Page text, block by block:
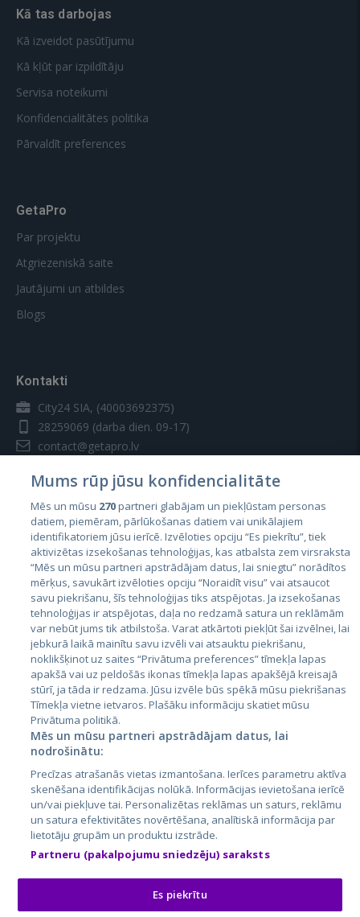
Kā tas darbojas
Kā izveidot pasūtījumu
Kā kļūt par izpildītāju
Servisa noteikumi
Konfidencialitātes politika
Pārvaldīt preferences
GetaPro
Par projektu
Atgriezeniskā saite
Jautājumi un atbildes
Blogs
Kontakti
City24 SIA, (40003692375)
28259069 (darba dien. 09-17)
contact@getapro.lv
Valstis
Igaunija
Latvija
Lietuva
City24.lv
City24.ee
GetaPro.lv
GetaPro.ee
Skelbiu.lt
Autoplius.lt
Aruodas.lt
CVbankas.lt
Kainos.lt
Paslaugos.lt
auto24.ee
Osta.ee
KuldneBörs.ee
Mums rūp jūsu konfidencialitāte
Mēs un mūsu 270partneri glabājam un piekļūstam personas
datiem, piemēram, pārlūkošanas datiem vai unikālajiem
identifikatoriem jūsu ierīcē. Izvēloties opciju “Es piekrītu”, tiek
aktivizētas izsekošanas tehnoloģijas, kas atbalsta zem virsraksta
“Mēs un mūsu partneri apstrādājam datus, lai sniegtu” norādītos
mērķus, savukārt izvēloties opciju “Noraidīt visu” vai atsaucot
savu piekrišanu, šīs tehnoloģijas tiks atspējotas. Ja izsekošanas
tehnoloģijas ir atspējotas, daļa no redzamā satura un reklāmām
var nebūt jums tik atbilstoša. Varat atkārtoti piekļūt šai izvēlnei, lai
jebkurā laikā mainītu savu izvēli vai atsauktu piekrišanu,
noklikšķinot uz saites “Privātuma preferences” tīmekļa lapas
apakšā vai uz peldošās ikonas tīmekļa lapas apakšējā kreisajā
stūrī, ja tāda ir redzama. Jūsu izvēle būs spēkā mūsu piekrišanas
Tīmekļa vietne ietvaros. Plašāku informāciju skatiet mūsu
Privātuma politikā.
Mēs un mūsu partneri apstrādājam datus, lai
nodrošinātu:
Precīzas atrašanās vietas izmantošana. Ierīces parametru aktīva
skenēšana identifikācijas nolūkā. Informācijas ievietošana ierīcē
un/vai piekļuve tai. Personalizētas reklāmas un saturs, reklāmu
un satura efektivitātes novērtēšana, analītiskā informācija par
lietotāju grupām un produktu izstrāde.
Partneru (pakalpojumu sniedzēju) saraksts
Es piekrītu